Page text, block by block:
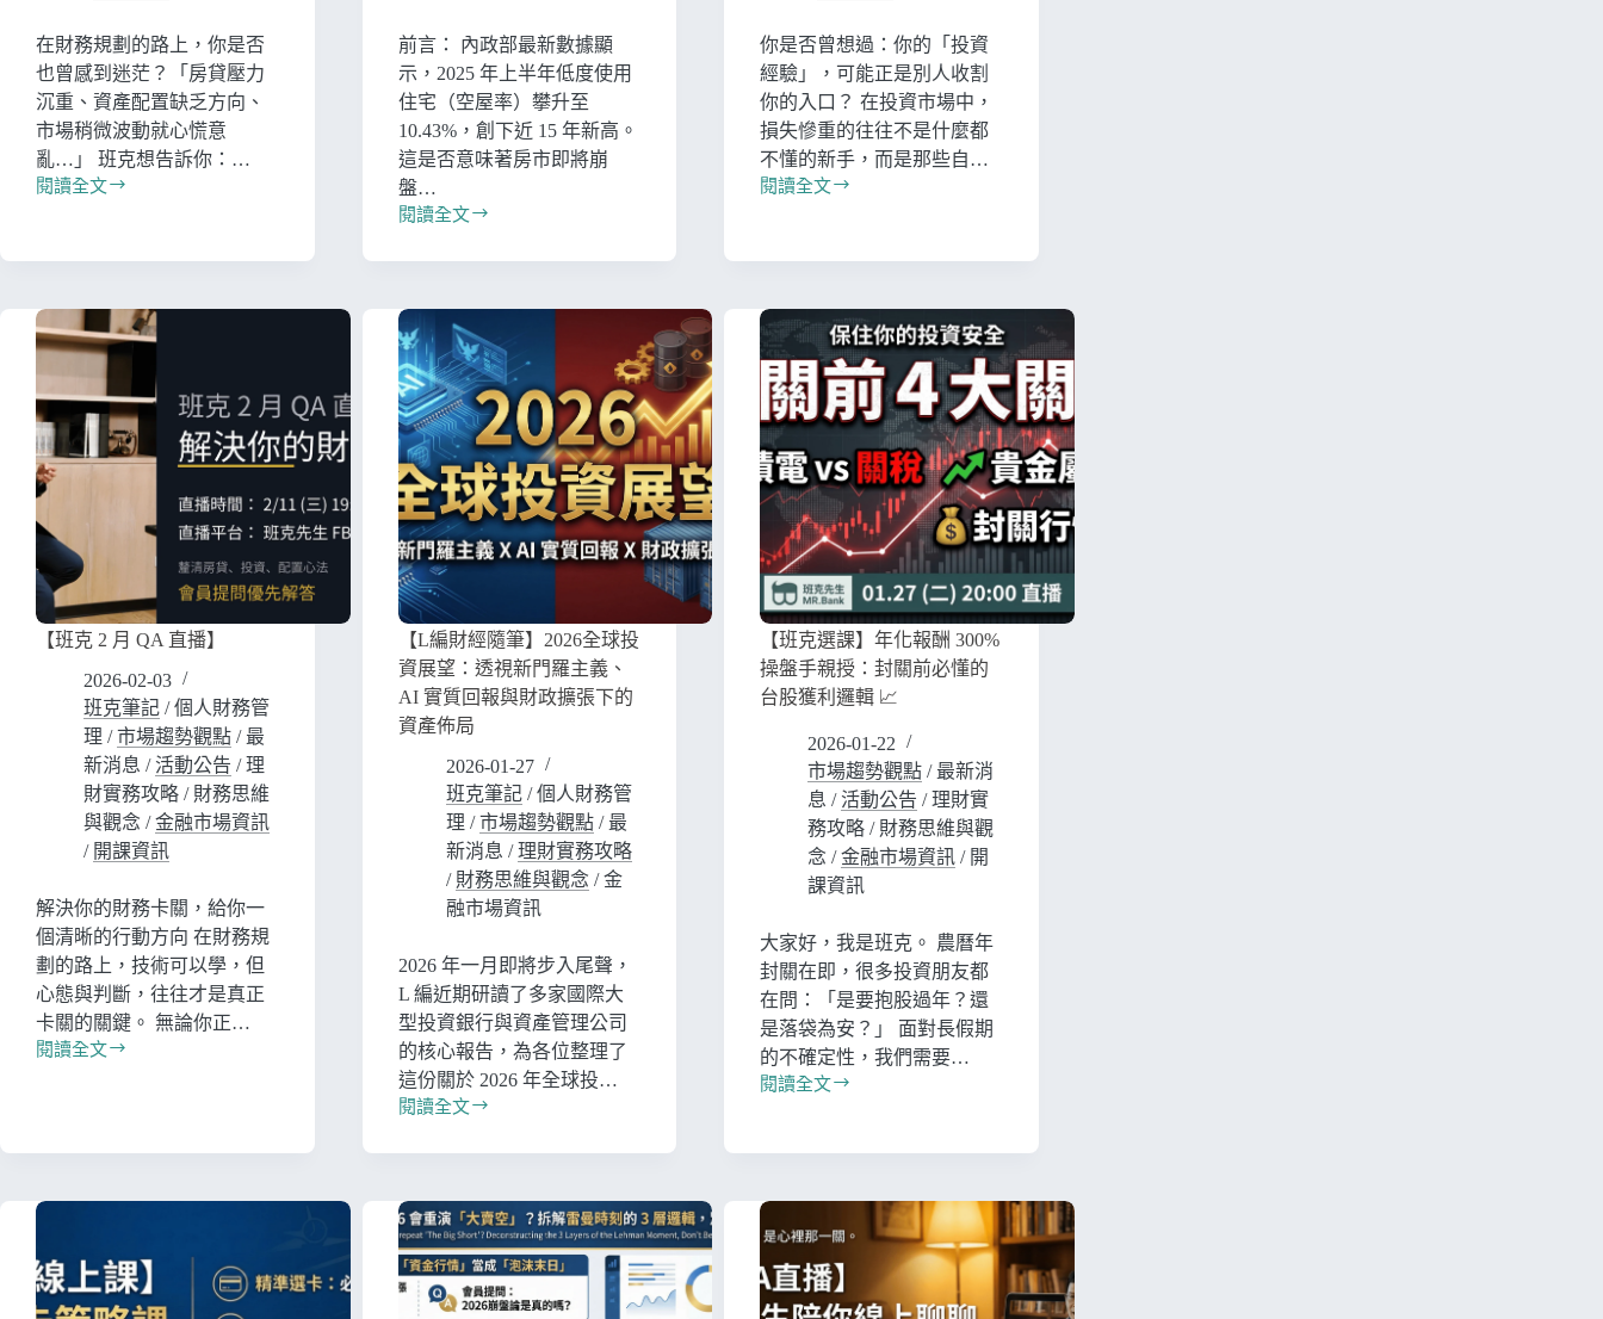
在財務規劃的路上，你是否
也曾感到迷茫？「房貸壓力
沉重、資產配置缺乏方向、
市場稍微波動就心慌意
亂…」 班克想告訴你：…
閱讀全文
前言： 內政部最新數據顯
示，2025 年上半年低度使用
住宅（空屋率）攀升至
10.43%，創下近 15 年新高。
這是否意味著房市即將崩
盤…
閱讀全文
你是否曾想過：你的「投資
經驗」，可能正是別人收割
你的入口？ 在投資市場中，
損失慘重的往往不是什麼都
不懂的新手，而是那些自…
閱讀全文
【班克 2 月 QA 直播】
2026-02-03
班克筆記 /個人財務管
理 /市場趨勢觀點 / 最
新消息 / 活動公告 / 理
財實務攻略 / 財務思維
與觀念 /金融市場資訊
/ 開課資訊
解決你的財務卡關，給你一
個清晰的行動方向 在財務規
劃的路上，技術可以學，但
心態與判斷，往往才是真正
卡關的關鍵。 無論你正…
閱讀全文
【L編財經隨筆】2026全球投
資展望：透視新門羅主義、
AI 實質回報與財政擴張下的
資產佈局
2026-01-27
班克筆記/個人財務管
理 /市場趨勢觀點/ 最
新消息 / 理財實務攻略
/ 財務思維與觀念 /金
融市場資訊
2026 年一月即將步入尾聲，
L 編近期研讀了多家國際大
型投資銀行與資產管理公司
的核心報告，為各位整理了
這份關於 2026 年全球投…
閱讀全文
【班克選課】年化報酬 300%
操盤手親授：封關前必懂的
台股獲利邏輯 📈
2026-01-22
市場趨勢觀點 / 最新消
息 / 活動公告 / 理財實
務攻略 / 財務思維與觀
念 /金融市場資訊 / 開
課資訊
大家好，我是班克。 農曆年
封關在即，很多投資朋友都
在問：「是要抱股過年？還
是落袋為安？」 面對長假期
的不確定性，我們需要…
閱讀全文